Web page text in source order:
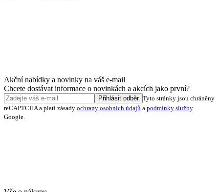
Akční nabídky a novinky na váš e-mail
Chcete dostávat informace o novinkách a akcích jako první?
Přihlásit odběr Tyto stránky jsou chráněny
reCAPTCHA a platí zásady ochrany osobních údajů a podmínky služby
Google.